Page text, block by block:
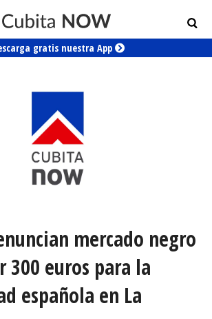
gratis nuestra App
mercado negro
300 euros para la
española en La